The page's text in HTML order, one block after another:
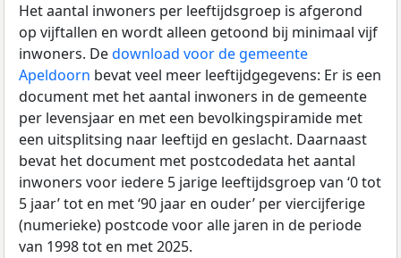
Het aantal inwoners per leeftijdsgroep is afgerond
op vijftallen en wordt alleen getoond bij minimaal vijf
inwoners. Dedownload voor de gemeente
Apeldoorn bevat veel meer leeftijdgegevens: Er is een
document met het aantal inwoners in de gemeente
per levensjaar en met een bevolkingspiramide met
een uitsplitsing naar leeftijd en geslacht. Daarnaast
bevat het document met postcodedata het aantal
inwoners voor iedere 5 jarige leeftijdsgroep van ‘0 tot
5 jaar’ tot en met ‘90 jaar en ouder’ per viercijferige
(numerieke) postcode voor alle jaren in de periode
van 1998 tot en met 2025.